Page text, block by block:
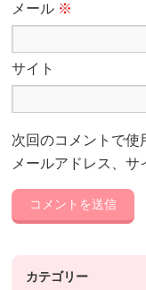
メール ※
サイト
次回のコメントで使
メールアドレス、サ
カテゴリー